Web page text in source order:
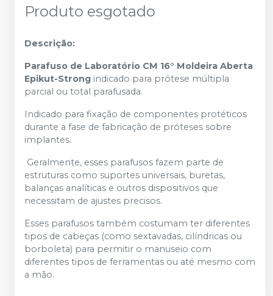
Produto esgotado
Descrição:
Parafuso de Laboratório CM 16° Moldeira Aberta
Epikut-Strong indicado para prótese múltipla
parcial ou total parafusada.
Indicado para fixação de componentes protéticos
durante a fase de fabricação de próteses sobre
implantes.
Geralmente, esses parafusos fazem parte de
estruturas como suportes universais, buretas,
balanças analíticas e outros dispositivos que
necessitam de ajustes precisos.
Esses parafusos também costumam ter diferentes
tipos de cabeças (como sextavadas, cilíndricas ou
borboleta) para permitir o manuseio com
diferentes tipos de ferramentas ou até mesmo com
a mão.